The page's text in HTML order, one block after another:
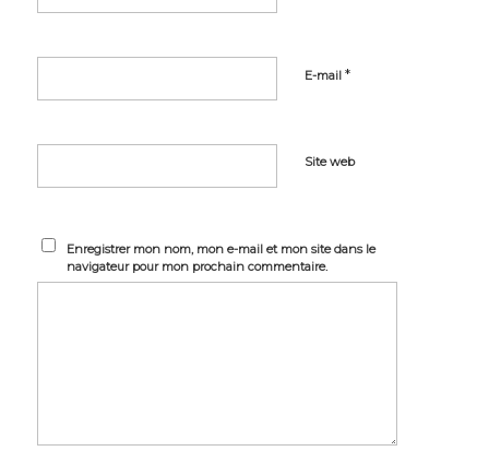
E-mail *
Site web
Enregistrer mon nom, mon e-mail et mon site dans le
navigateur pour mon prochain commentaire.